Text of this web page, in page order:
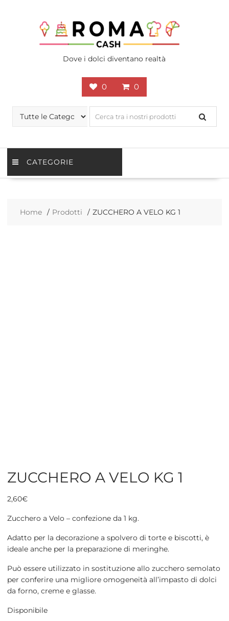
Dove i dolci diventano realtà
0 0
CATEGORIE
Home Prodotti ZUCCHERO A VELO KG 1
ZUCCHERO A VELO KG 1
2,60€
Zucchero a Velo – confezione da 1 kg.
Adatto per la decorazione a spolvero di torte e biscotti, è
ideale anche per la preparazione di meringhe.
Può essere utilizzato in sostituzione allo zucchero semolato
per conferire una migliore omogeneità all’impasto di dolci
da forno, creme e glasse.
Disponibile